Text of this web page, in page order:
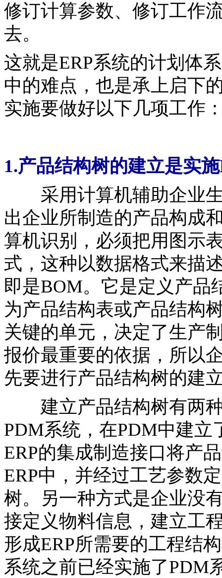
修订计算参数、修订工作
去。
这就是ERP系统的计划体
中的难点，也是承上启下
实施要做好以下几项工作
1.产品结构树的建立是实
采用计算机辅助企业生
出企业所制造的产品构成
算机识别，必须把用图示
式，这种以数据格式来描
即是BOM。它是定义产品
为产品结构表或产品结构
关键的单元，决定了生产
报价最重要的依据，所以
先要进行产品结构树的建
建立产品结构树有两种
PDM系统，在PDM中建
ERP的集成制造接口将产
ERP中，并经过工艺参数
树。另一种方式是企业没
接定义物料信息，建立工
形成ERP所需要的工程结
系统之前已经实施了PDM